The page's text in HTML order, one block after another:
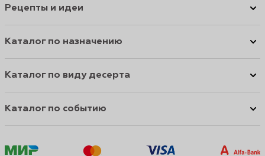
Рецепты и идеи
Каталог по назначению
Каталог по виду десерта
Каталог по событию